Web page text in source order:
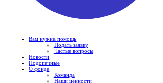
Вам нужна помощь
Подать заявку
Частые вопросы
Новости
Подопечные
О фонде
Команда
Наши ценности